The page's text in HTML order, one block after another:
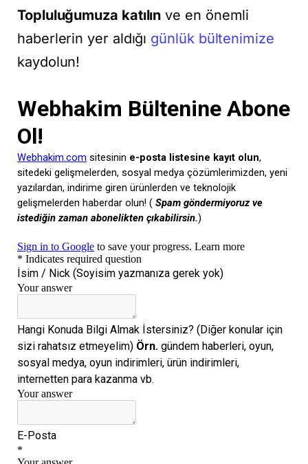
Topluluğumuza katılın ve en önemli
haberlerin yer aldığı günlük bültenimize
kaydolun!